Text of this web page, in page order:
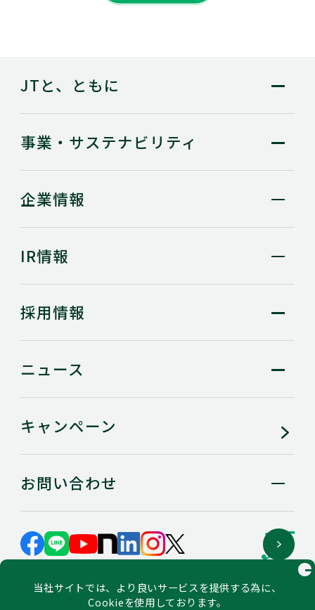
当社サイトでは、より良いサービスを提供する為に、
Cookieを使用しております。
JTと、ともに
事業・ サステナビリティ
企業情報
IR情報
採用情報
ニュース
キャンペーン
お問い合わせ
GLOBAL SITE
サイトマップ
個人情報の保護に関するステートメント
ソーシャルメディアポリシー